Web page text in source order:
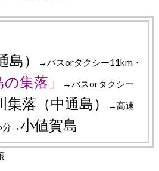
）
→バスorタクシー11km・
の集落」
→バスorタクシー
集落（中通島）
→高速
分→小値賀島